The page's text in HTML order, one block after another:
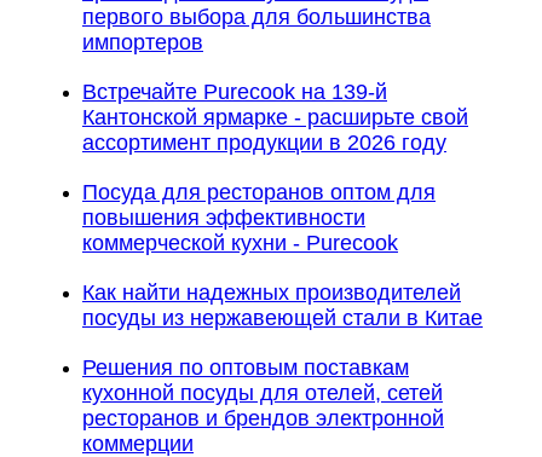
первого выбора для большинства
импортеров
Встречайте Purecook на 139-й
Кантонской ярмарке - расширьте свой
ассортимент продукции в 2026 году
Посуда для ресторанов оптом для
повышения эффективности
коммерческой кухни - Purecook
Как найти надежных производителей
посуды из нержавеющей стали в Китае
Решения по оптовым поставкам
кухонной посуды для отелей, сетей
ресторанов и брендов электронной
коммерции